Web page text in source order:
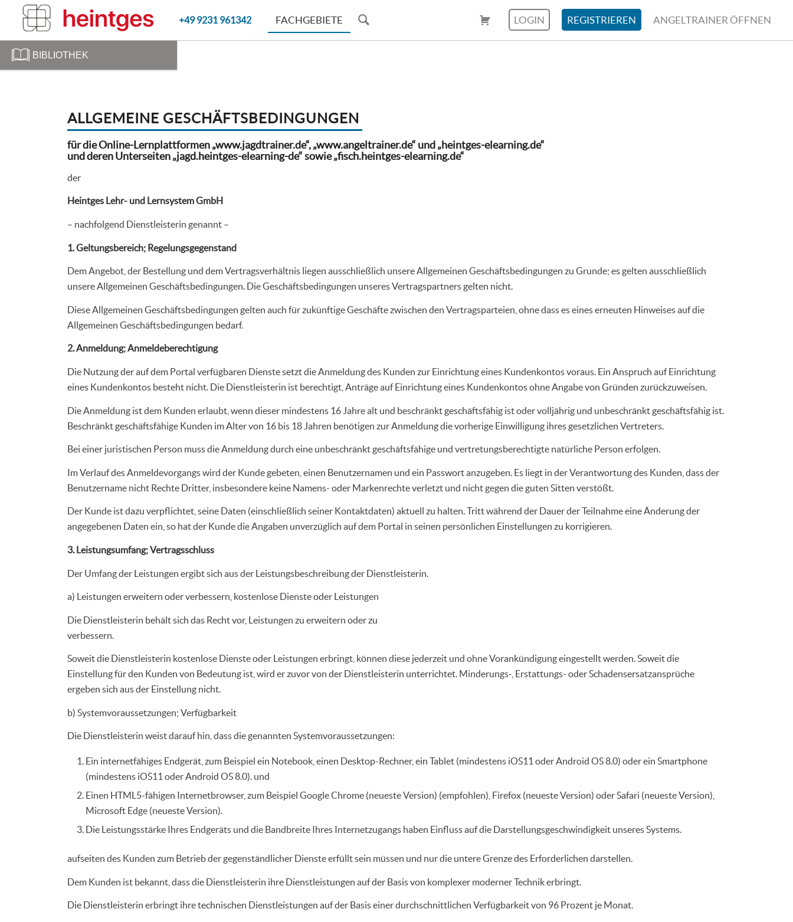
BIBLIOTHEK
+49 9231 961342 FACHGEBIETE LOGIN REGISTRIEREN ANGELTRAINER ÖFFNEN
ALLGEMEINE GESCHÄFTSBEDINGUNGEN
fürdie Online-Lernplattformen „www.jagdtrainer.de“, „www.angeltrainer.de“ und „heintges-elearning.de“
und deren Unterseiten „jagd.heintges-elearning-de“ sowie „fisch.heintges-elearning.de“
der
Heintges Lehr- und Lernsystem GmbH
– nachfolgend Dienstleisterin genannt –
1. Geltungsbereich; Regelungsgegenstand
Dem Angebot, der Bestellung und dem Vertragsverhältnis liegen ausschließlich unsere Allgemeinen Geschäftsbedingungen zu Grunde; es gelten ausschließlich
unsere Allgemeinen Geschäftsbedingungen. Die Geschäftsbedingungen unseres Vertragspartners gelten nicht.
Diese Allgemeinen Geschäftsbedingungen gelten auch für zukünftige Geschäfte zwischen den Vertragsparteien, ohne dass es eines erneuten Hinweises auf die
Allgemeinen Geschäftsbedingungen bedarf.
2. Anmeldung; Anmeldeberechtigung
Die Nutzung der auf dem Portal verfügbaren Dienste setzt die Anmeldung des Kunden zur Einrichtung eines Kundenkontos voraus. Ein Anspruch auf Einrichtung
eines Kundenkontos besteht nicht. Die Dienstleisterin ist berechtigt, Anträge auf Einrichtung eines Kundenkontos ohne Angabe von Gründen zurückzuweisen.
Die Anmeldung ist dem Kunden erlaubt, wenn dieser mindestens 16 Jahre alt und beschränkt geschäftsfähig ist oder volljährig und unbeschränkt geschäftsfähig ist.
Beschränkt geschäftsfähige Kunden im Alter von 16 bis 18 Jahren benötigen zur Anmeldung die vorherige Einwilligung ihres gesetzlichen Vertreters.
Bei einer juristischen Person muss die Anmeldung durch eine unbeschränkt geschäftsfähige und vertretungsberechtigte natürliche Person erfolgen.
Im Verlauf des Anmeldevorgangs wird der Kunde gebeten, einen Benutzernamen und ein Passwort anzugeben. Es liegt in der Verantwortung des Kunden, dass der
Benutzername nicht Rechte Dritter, insbesondere keine Namens- oder Markenrechte verletzt und nicht gegen die guten Sitten verstößt.
Der Kunde ist dazu verpflichtet, seine Daten (einschließlich seiner Kontaktdaten) aktuell zu halten. Tritt während der Dauer der Teilnahme eine Änderung der
angegebenen Daten ein, so hat der Kunde die Angaben unverzüglich auf dem Portal in seinen persönlichen Einstellungen zu korrigieren.
3. Leistungsumfang; Vertragsschluss
Der Umfang der Leistungen ergibt sich aus der Leistungsbeschreibung der Dienstleisterin.
a) Leistungen erweitern oder verbessern, kostenlose Dienste oder Leistungen
Die Dienstleisterin behält sich das Recht vor, Leistungen zu erweitern oder zu
verbessern.
Soweit die Dienstleisterin kostenlose Dienste oder Leistungen erbringt, können diese jederzeit und ohne Vorankündigung eingestellt werden. Soweit die
Einstellung für den Kunden von Bedeutung ist, wird er zuvor von der Dienstleisterin unterrichtet. Minderungs-, Erstattungs- oder Schadensersatzansprüche
ergeben sich aus der Einstellung nicht.
b) Systemvoraussetzungen; Verfügbarkeit
Die Dienstleisterin weist darauf hin, dass die genannten Systemvoraussetzungen:
Ein internetfähiges Endgerät, zum Beispiel ein Notebook, einen Desktop-Rechner, ein Tablet (mindestens iOS11 oder Android OS 8.0) oder ein Smartphone
(mindestens iOS11 oder Android OS 8.0). und
Einen HTML5-fähigen Internetbrowser, zum Beispiel Google Chrome (neueste Version) (empfohlen), Firefox (neueste Version) oder Safari (neueste Version),
Microsoft Edge (neueste Version).
Die Leistungsstärke Ihres Endgeräts und die Bandbreite Ihres Internetzugangs haben Einfluss auf die Darstellungsgeschwindigkeit unseres Systems.
aufseiten des Kunden zum Betrieb der gegenständlicher Dienste erfüllt sein müssen und nur die untere Grenze des Erforderlichen darstellen.
Dem Kunden ist bekannt, dass die Dienstleisterin ihre Dienstleistungen auf der Basis von komplexer moderner Technik erbringt.
Die Dienstleisterin erbringt ihre technischen Dienstleistungen auf der Basis einer durchschnittlichen Verfügbarkeit von 96 Prozent je Monat.